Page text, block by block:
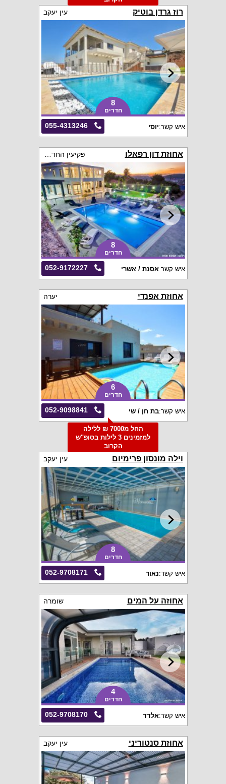
רוז גרדן בוטיק עין יעקב
8
חדרים
055-4313246 איש קשר:יוסי
אחוזת דון רפאלו
8
חדרים
052-9172227 איש קשר:אסנת / אשרי
אחוזת אפנדי יערה
6
חדרים
052-9098841 איש קשר:בת חן / שי
החל מ7000 ₪ ללילה
למזמינים 3 לילות בסופ"ש
הקרוב
וילה מונסון פרימיום עין יעקב
8
חדרים
052-9708171 איש קשר:נאור
אחוזה על המים שומרה
4
חדרים
052-9708170 איש קשר:אלדד
אחוזת סנטוריני עין יעקב